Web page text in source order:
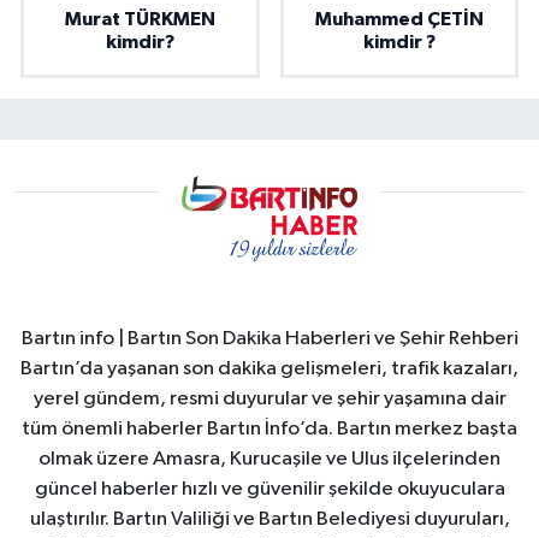
Murat TÜRKMEN
kimdir?
Muhammed ÇETİN
kimdir ?
Bartın info | Bartın Son Dakika Haberleri ve Şehir Rehberi
Bartın’da yaşanan son dakika gelişmeleri, trafik kazaları,
yerel gündem, resmi duyurular ve şehir yaşamına dair
tüm önemli haberler Bartın İnfo’da. Bartın merkez başta
olmak üzere Amasra, Kurucaşile ve Ulus ilçelerinden
güncel haberler hızlı ve güvenilir şekilde okuyuculara
ulaştırılır. Bartın Valiliği ve Bartın Belediyesi duyuruları,